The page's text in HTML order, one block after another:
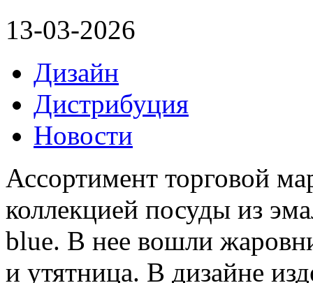
13-03-2026
Дизайн
Дистрибуция
Новости
Ассортимент торговой
коллекцией посуды из
blue. В нее вошли
и утятница. В дизайне